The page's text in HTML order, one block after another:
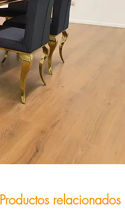
Productos relacionados